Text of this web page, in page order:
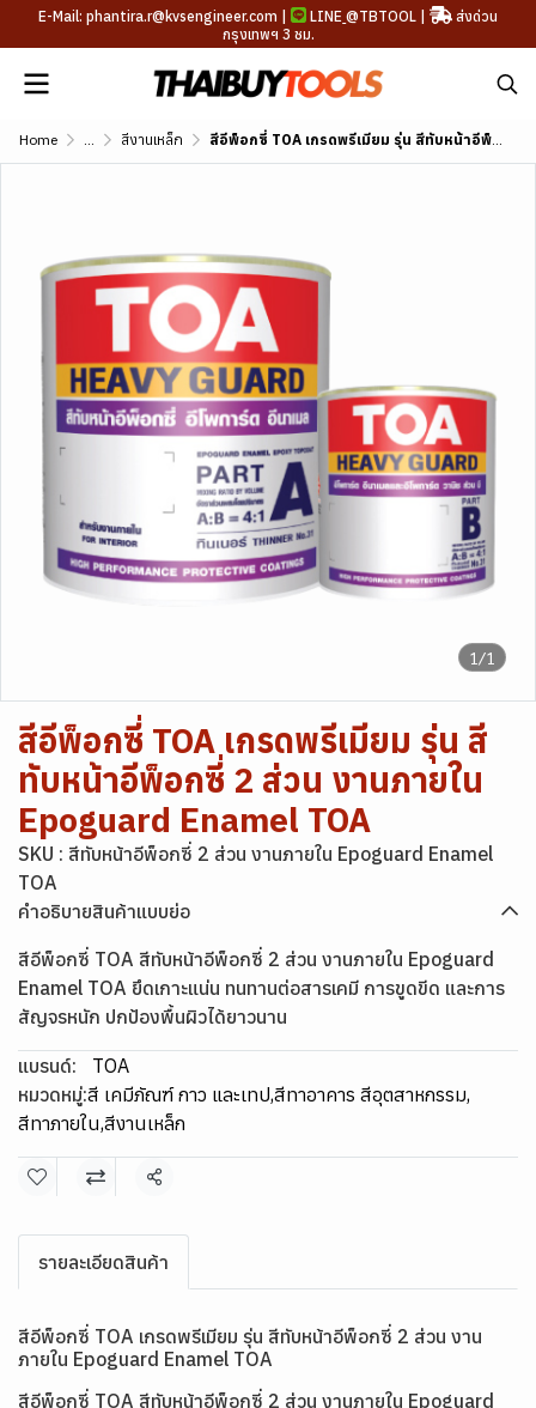
E-Mail: phantira.r@kvsengineer.com | LINE @TBTOOL |
ส่งด่วน
กรุงเทพฯ 3 ชม.
Home ... สีงานเหล็ก สีอีพ็อกซี่ TOA เกรดพรีเมียม รุ่น สีทับหน้าอีพ็อกซี่ 2 ส่วน งานภายใน Epoguard Enamel TOA
1/1
สีอีพ็อกซี่ TOA เกรดพรีเมียม รุ่น สี
ทับหน้าอีพ็อกซี่ 2 ส่วน งานภายใน
Epoguard Enamel TOA
SKU : สีทับหน้าอีพ็อกซี่ 2 ส่วน งานภายใน Epoguard Enamel
TOA
คำอธิบายสินค้าแบบย่อ
สีอีพ็อกซี่ TOA สีทับหน้าอีพ็อกซี่ 2 ส่วน งานภายใน Epoguard
Enamel TOA ยึดเกาะแน่น ทนทานต่อสารเคมี การขูดขีด และการ
สัญจรหนัก ปกป้องพื้นผิวได้ยาวนาน
แบรนด์:
TOA
หมวดหมู่:สี เคมีภัณฑ์ กาว และเทป,สีทาอาคาร สีอุตสาหกรรม,
สีทาภายใน,สีงานเหล็ก
แชร์
รายละเอียดสินค้า
สีอีพ็อกซี่ TOA เกรดพรีเมียม รุ่น สีทับหน้าอีพ็อกซี่ 2 ส่วน งาน
ภายใน Epoguard Enamel TOA
สีอีพ็อกซี่ TOA สีทับหน้าอีพ็อกซี่ 2 ส่วน งานภายใน Epoguard